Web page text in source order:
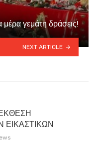
μέρα γεμάτη δράσεις!
NEXT ARTICLE